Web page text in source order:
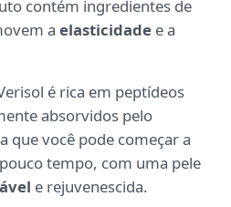
contém ingredientes de
a elasticidade e a
é rica em peptídeos
absorvidos pelo
que você pode começar a
tempo, com uma pele
e rejuvenescida.